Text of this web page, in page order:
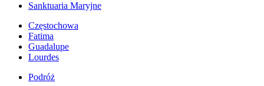
Sanktuaria Maryjne
Częstochowa
Fatima
Guadalupe
Lourdes
Podróż